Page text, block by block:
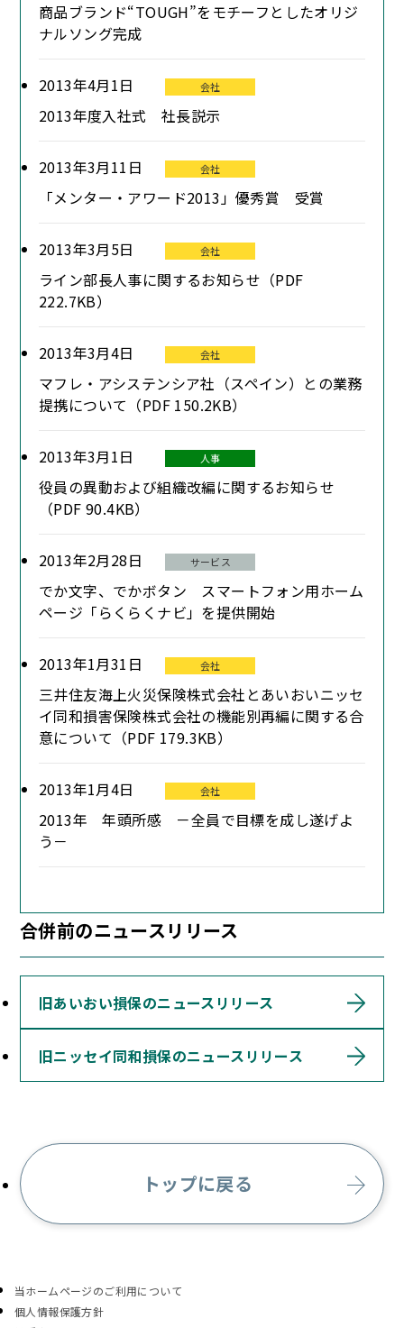
商品ブランド“TOUGH”をモチーフとしたオリジ
ナルソング完成
2013年4月1日 会社
2013年度入社式 社長説示
2013年3月11日 会社
「メンター・アワード2013」優秀賞 受賞
2013年3月5日 会社
ライン部長人事に関するお知らせ（PDF
222.7KB）
2013年3月4日 会社
マフレ・アシステンシア社（スペイン）との業務
提携について（PDF 150.2KB）
2013年3月1日 人事
役員の異動および組織改編に関するお知らせ
（PDF 90.4KB）
2013年2月28日 サービス
でか文字、でかボタン スマートフォン用ホーム
ページ「らくらくナビ」を提供開始
2013年1月31日 会社
三井住友海上火災保険株式会社とあいおいニッセ
イ同和損害保険株式会社の機能別再編に関する合
意について（PDF 179.3KB）
2013年1月4日 会社
2013年 年頭所感 －全員で目標を成し遂げよ
う－
合併前のニュースリリース
旧あいおい損保のニュースリリース
旧ニッセイ同和損保のニュースリリース
トップに戻る
当ホームページのご利用について
個人情報保護方針